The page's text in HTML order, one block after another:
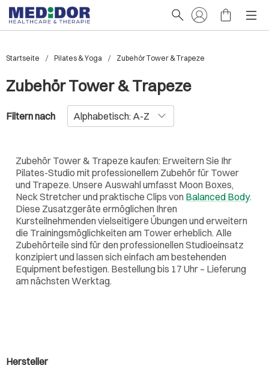
Startseite Pilates & Yoga Zubehör Tower & Trapeze
Zubehör Tower & Trapeze
Filtern nach
Zubehör Tower & Trapeze kaufen: Erweitern Sie Ihr
Pilates-Studio mit professionellem Zubehör für Tower
und Trapeze. Unsere Auswahl umfasst Moon Boxes,
Neck Stretcher und praktische Clips von Balanced Body.
Diese Zusatzgeräte ermöglichen Ihren
Kursteilnehmenden vielseitigere Übungen und erweitern
die Trainingsmöglichkeiten am Tower erheblich. Alle
Zubehörteile sind für den professionellen Studioeinsatz
konzipiert und lassen sich einfach am bestehenden
Equipment befestigen. Bestellung bis 17 Uhr – Lieferung
am nächsten Werktag.
Hersteller